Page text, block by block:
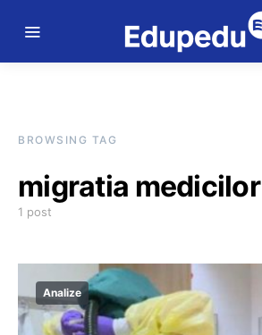
BROWSING TAG
migratia medicilor
1 post
Analize